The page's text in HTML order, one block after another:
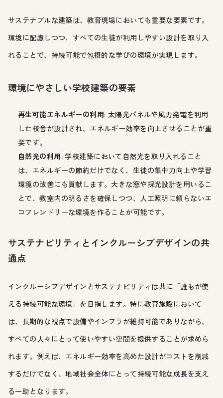
サステナブルな建築は、教育現場においても重要な要素です。
環境に配慮しつつ、すべての生徒が利用しやすい設計を取り入
れることで、持続可能で包摂的な学びの環境が実現します。
環境にやさしい学校建築の要素
再生可能エネルギーの利用: 太陽光パネルや風力発電を利用
した校舎が設計され、エネルギー効率を向上させることが重
要です。
自然光の利用:学校建築において自然光を取り入れること
は、エネルギーの節約だけでなく、生徒の集中力向上や学習
環境の改善にも貢献します。大きな窓や採光設計を用いるこ
とで、教室内の明るさを確保しつつ、人工照明に頼らないエ
コフレンドリーな環境を作ることが可能です。
サステナビリティとインクルーシブデザインの共
通点
インクルーシブデザインとサステナビリティは共に「誰もが使
える持続可能な環境」を目指します。特に教育施設において
は、長期的な視点で設備やインフラが維持可能でありながら、
すべての人々にとって使いやすい空間を提供することが求めら
れます。例えば、エネルギー効率を高めた設計がコストを削減
するだけでなく、地域社会全体にとって持続可能な成長を支え
る一助となります。